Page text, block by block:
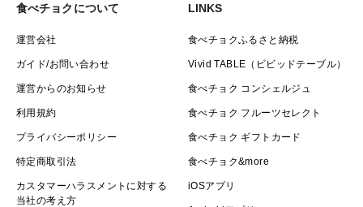
食べチョクについて
運営会社
ガイド/お問い合わせ
運営からのお知らせ
利用規約
プライバシーポリシー
特定商取引法
カスタマーハラスメントに対する
当社の考え方
LINKS
食べチョクふるさと納税
Vivid TABLE（ビビッドテーブル）
食べチョク コンシェルジュ
食べチョク フルーツセレクト
食べチョク ギフトカード
食べチョク&more
iOSアプリ